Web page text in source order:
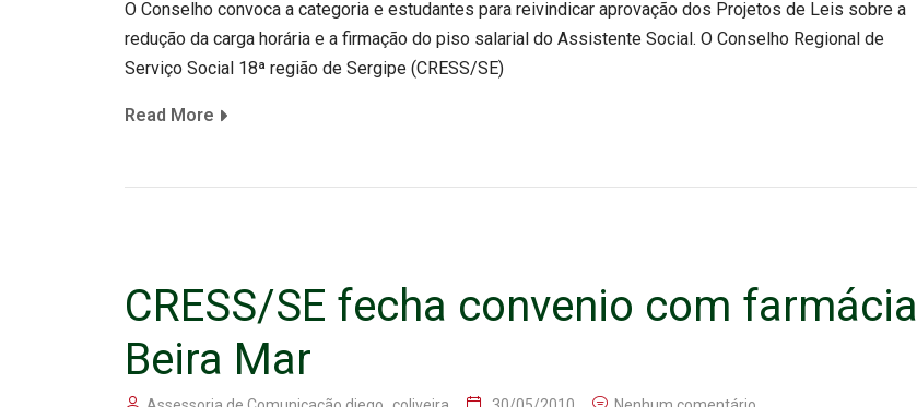
O Conselho convoca a categoria e estudantes para reivindicar aprovação dos Projetos de Leis sobre a
redução da carga horária e a firmação do piso salarial do Assistente Social. O Conselho Regional de
Serviço Social 18ª região de Sergipe (CRESS/SE)
Read More
CRESS/SE fecha convenio com farmácia
Beira Mar